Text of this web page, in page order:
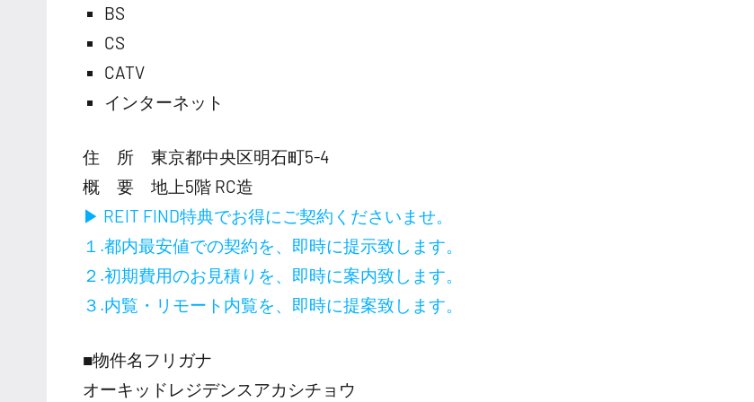
BS
CS
CATV
インターネット
住 所 東京都中央区明石町5-4
概 要 地上5階 RC造
▶ REIT FIND特典でお得にご契約くださいませ。
１.都内最安値での契約を、即時に提示致します。
２.初期費用のお見積りを、即時に案内致します。
３.内覧・リモート内覧を、即時に提案致します。
■物件名フリガナ
オーキッドレジデンスアカシチョウ